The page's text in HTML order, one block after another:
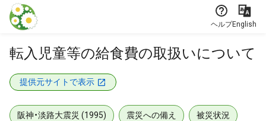
本文に飛ぶ
ヘルプEnglish
転入児童等の給食費の取扱いについて
提供元サイトで表示
阪神・淡路大震災 (1995) 震災への備え 被災状況